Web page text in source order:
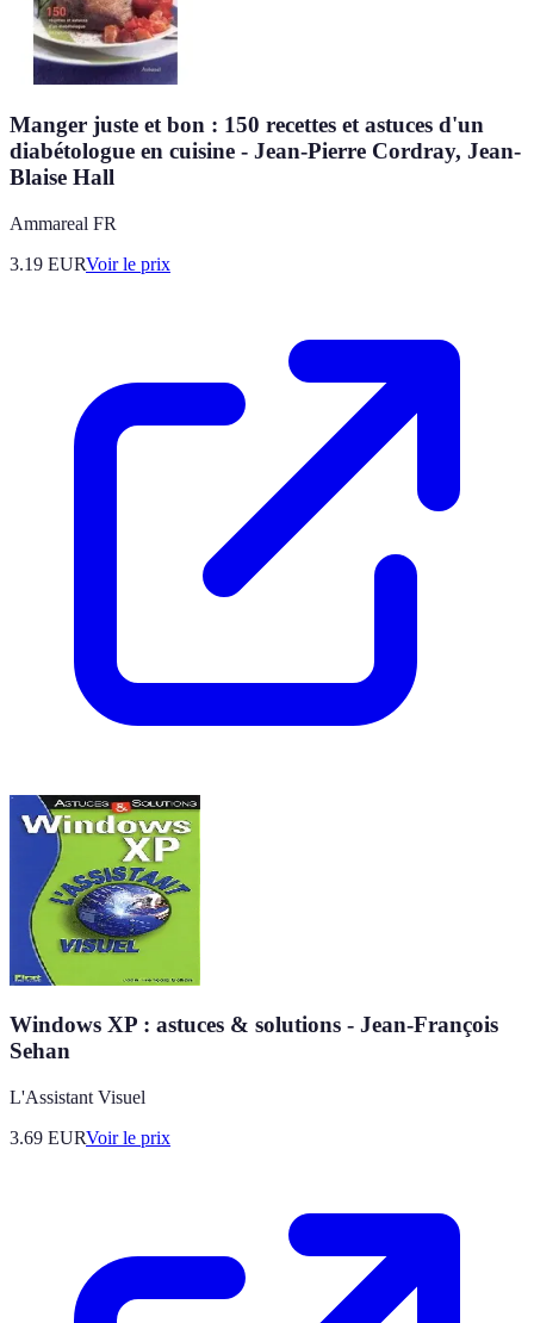
Manger juste et bon : 150 recettes et astuces d'un
diabétologue en cuisine - Jean-Pierre Cordray, Jean-
Blaise Hall
Ammareal FR
3.19 EURVoir le prix
Windows XP : astuces & solutions - Jean-François
Sehan
L'Assistant Visuel
3.69 EURVoir le prix